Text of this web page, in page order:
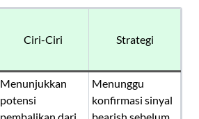
Ciri-Ciri Strategi
Menunjukkan
potensi
Menunggu
konfirmasi sinyal